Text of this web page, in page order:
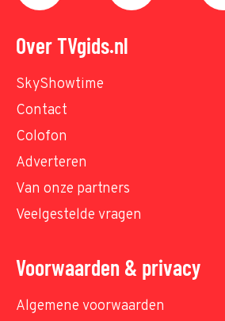
Over TVgids.nl
SkyShowtime
Contact
Colofon
Adverteren
Van onze partners
Veelgestelde vragen
Voorwaarden & privacy
Algemene voorwaarden